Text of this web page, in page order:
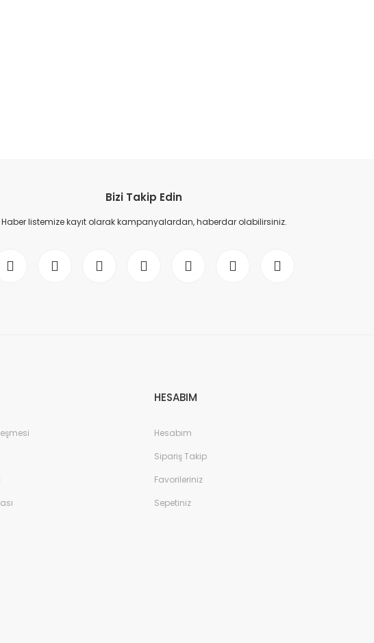
Bizi Takip Edin
Haber listemize kayıt olarak kampanyalardan, haberdar olabilirsiniz.
HESABIM
Hesabım
Sipariş Takip
Favorileriniz
Sepetiniz